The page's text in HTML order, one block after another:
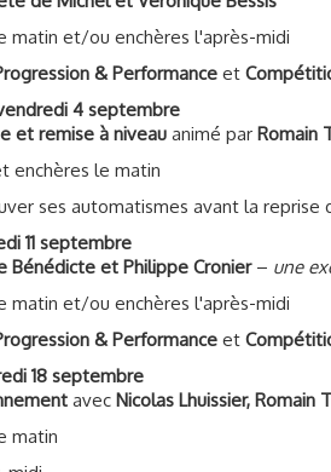
matin et/ou enchères l'après-midi
& Performanceet
vendredi 4 septembre
et remise à niveauanimé par
enchères le matin
ses automatismes avant la reprise
11 septembre
et Philippe Cronier
matin et/ou enchères l'après-midi
& Performanceet
18 septembre
avecNicolas Lhuissier, Romain
matin
midi